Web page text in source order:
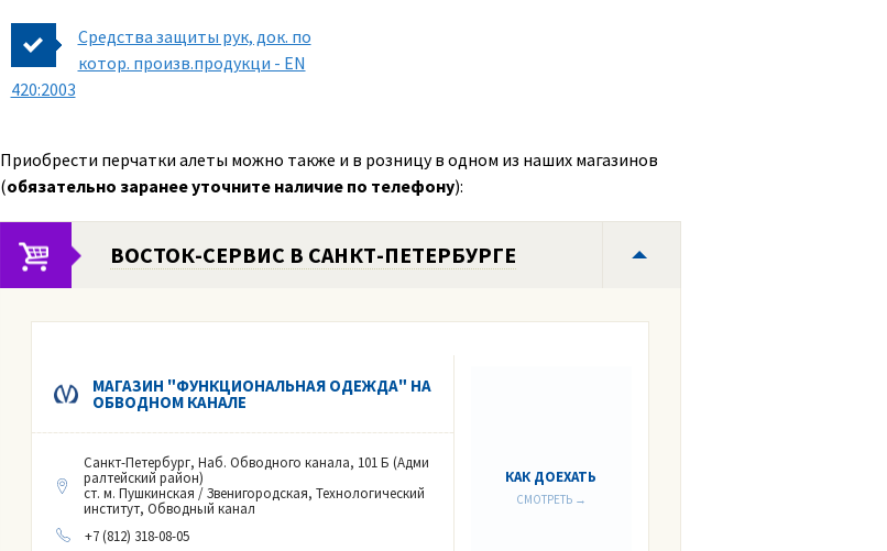
Средства защиты рук, док. по
котор. произв.продукци - EN
420:2003
Приобрести перчатки алеты можно также и в розницу в одном из наших магазинов
(обязательно заранее уточните наличие по телефону):
ВОСТОК-СЕРВИС В САНКТ-ПЕТЕРБУРГЕ
МАГАЗИН "ФУНКЦИОНАЛЬНАЯ ОДЕЖДА" НА
ОБВОДНОМ КАНАЛЕ
Санкт-Петербург, Наб. Обводного канала, 101 Б (Адми
ралтейский район)
ст. м. Пушкинская / Звенигородская, Технологический
институт, Обводный канал
+7 (812) 318-08-05
КАК ДОЕХАТЬ
СМОТРЕТЬ →